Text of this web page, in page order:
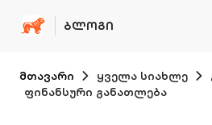
ᲑᲚᲝᲒᲘ
მთავარი ყველა სიახლე
ფინანსური განათლება